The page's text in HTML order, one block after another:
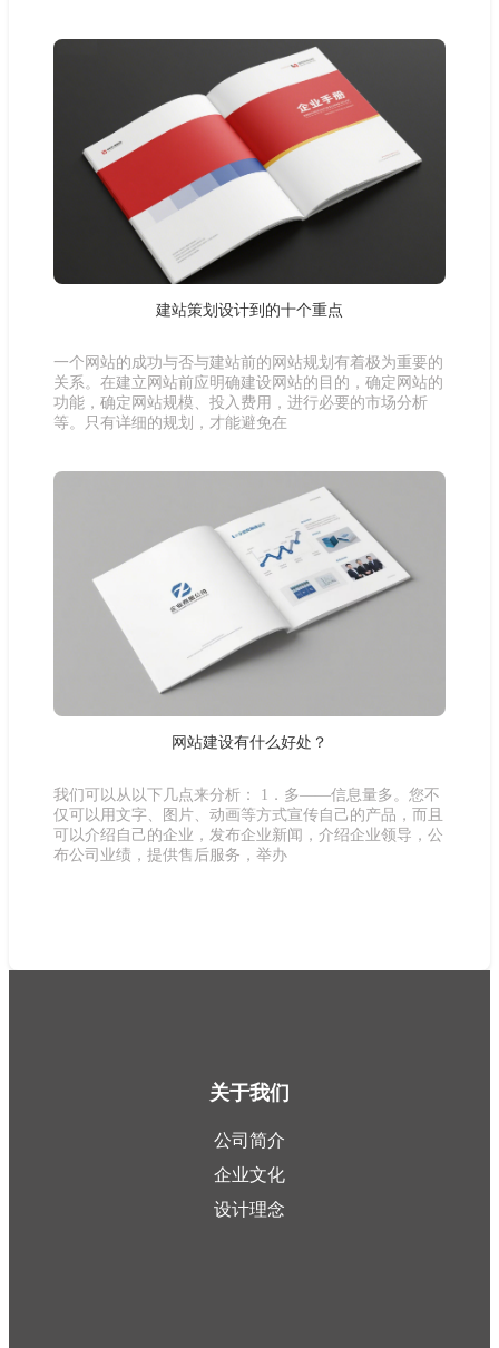
建站策划设计到的十个重点
一个网站的成功与否与建站前的网站规划有着极为重要的
关系。在建立网站前应明确建设网站的目的，确定网站的
功能，确定网站规模、投入费用，进行必要的市场分析
等。只有详细的规划，才能避免在
网站建设有什么好处？
我们可以从以下几点来分析： 1．多——信息量多。您不
仅可以用文字、图片、动画等方式宣传自己的产品，而且
可以介绍自己的企业，发布企业新闻，介绍企业领导，公
布公司业绩，提供售后服务，举办
关于我们
公司简介
企业文化
设计理念